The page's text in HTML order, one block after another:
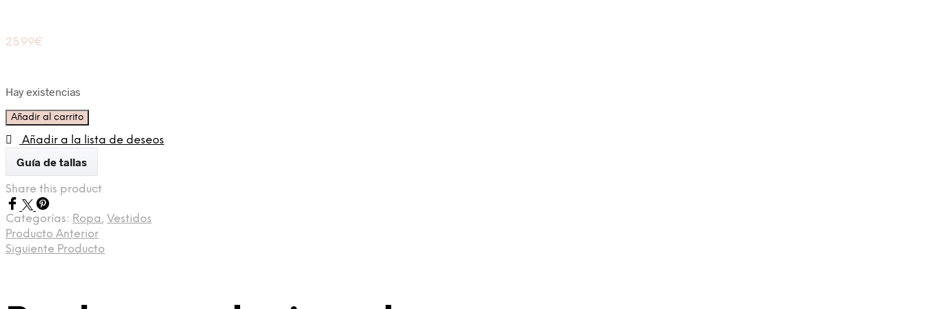
25.99€
Hay existencias
Vestido
Elvira
Verde
cantidad
Añadir al carrito
Añadir a la lista de deseos
Guía de tallas
Share this product
Categorías: Ropa, Vestidos
Producto Anterior
Siguiente Producto